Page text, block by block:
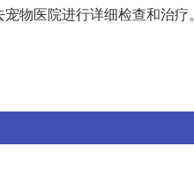
物医院进行详细检查和治疗。